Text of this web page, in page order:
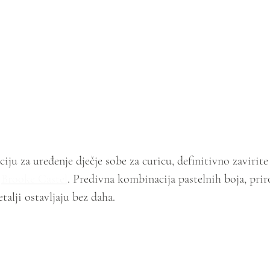
za uređenje dječje sobe za curicu, definitivno
. Predivna kombinacija pastelnih boja,
ostavljaju bez daha.